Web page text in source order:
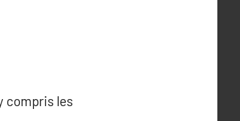
compris les